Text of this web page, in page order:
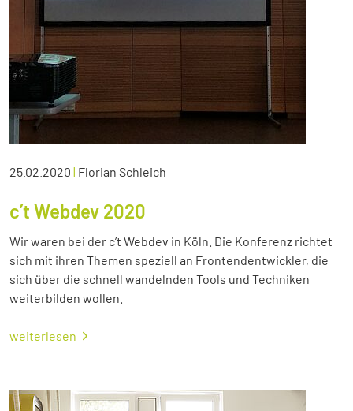
25.02.2020 | Florian Schleich
c’t Webdev 2020
Wir waren bei der c’t Webdev in Köln. Die Konferenz richtet
sich mit ihren Themen speziell an Frontendentwickler, die
sich über die schnell wandelnden Tools und Techniken
weiterbilden wollen.
weiterlesen